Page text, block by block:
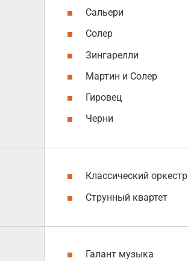
Сальери
Солер
Зингарелли
Мартин и Солер
Гировец
Черни
Классический оркестр
Струнный квартет
Галант музыка